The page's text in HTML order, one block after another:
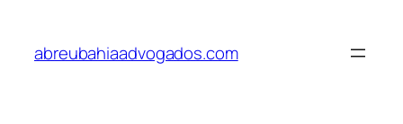
abreubahiaadvogados.com